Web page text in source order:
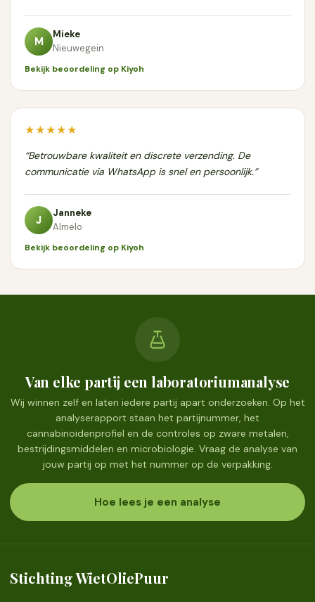
M
Mieke
Nieuwegein
Bekijk beoordeling op Kiyoh
★★★★★
“Betrouwbare kwaliteit en discrete verzending. De
communicatie via WhatsApp is snel en persoonlijk.”
J
Janneke
Almelo
Bekijk beoordeling op Kiyoh
Van elke partij een laboratoriumanalyse
Wij winnen zelf en laten iedere partij apart onderzoeken. Op het
analyserapport staan het partijnummer, het
cannabinoidenprofiel en de controles op zware metalen,
bestrijdingsmiddelen en microbiologie. Vraag de analyse van
jouw partij op met het nummer op de verpakking.
Hoe lees je een analyse
Stichting WietOliePuur